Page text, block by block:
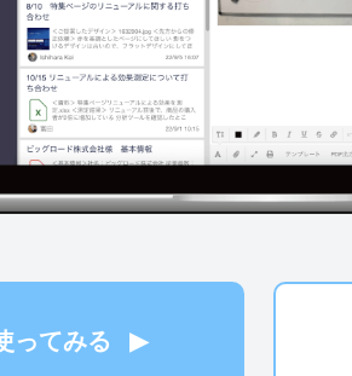
ってみる